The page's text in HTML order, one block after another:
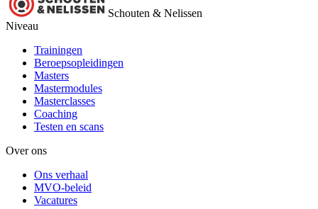
Schouten & Nelissen
Niveau
Trainingen
Beroepsopleidingen
Masters
Mastermodules
Masterclasses
Coaching
Testen en scans
Over ons
Ons verhaal
MVO-beleid
Vacatures